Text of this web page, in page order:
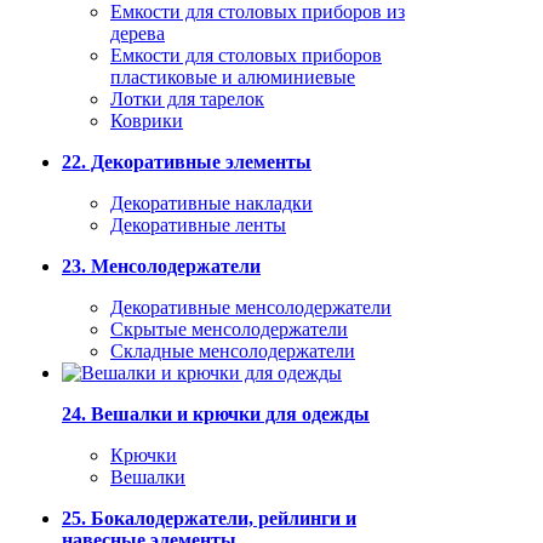
Емкости для столовых приборов из
дерева
Емкости для столовых приборов
пластиковые и алюминиевые
Лотки для тарелок
Коврики
22. Декоративные элементы
Декоративные накладки
Декоративные ленты
23. Менсолодержатели
Декоративные менсолодержатели
Скрытые менсолодержатели
Складные менсолодержатели
24. Вешалки и крючки для одежды
Крючки
Вешалки
25. Бокалодержатели, рейлинги и